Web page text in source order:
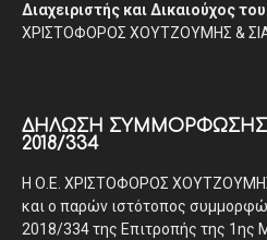
Διαχειριστής και Δικαιούχος
ΧΡΙΣΤΟΦΟΡΟΣ ΧΟΥΤΖΟΥΜΗΣ &
ΔΉΛΩΣΗ ΣΥΜΜΌΡΦΩΣΗΣ
2018/334
Η Ο.Ε. ΧΡΙΣΤΟΦΟΡΟΣ ΧΟΥΤΖΟΥΜΗΣ
και ο παρών ιστότοπος
2018/334 της Επιτροπής της 1ης